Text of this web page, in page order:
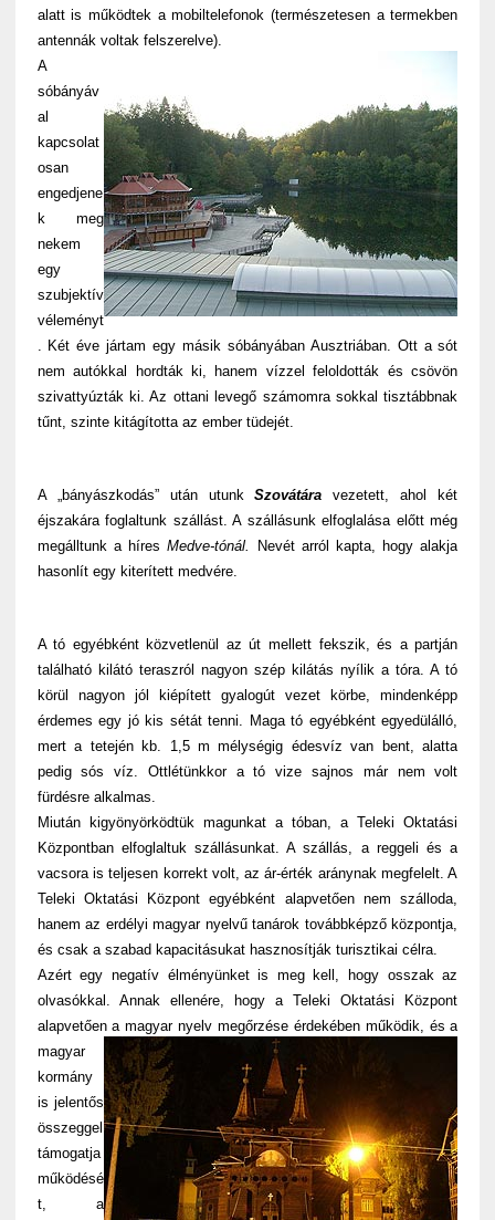
alatt is működtek a mobiltelefonok (természetesen a termekben
antennák voltak felszerelve).
A
sóbányáv
al
kapcsolat
osan
engedjene
k meg
nekem
egy
szubjektív
véleményt
. Két éve jártam egy másik sóbányában Ausztriában. Ott a sót
nem autókkal hordták ki, hanem vízzel feloldották és csövön
szivattyúzták ki. Az ottani levegő számomra sokkal tisztábbnak
tűnt, szinte kitágította az ember tüdejét.
A „bányászkodás” után utunkSzovátára vezetett, ahol két
éjszakára foglaltunk szállást. A szállásunk elfoglalása előtt még
megálltunk a híresMedve-tónál.
Nevét arról kapta, hogy alakja
hasonlít egy kiterített medvére.
A tó egyébként közvetlenül az út mellett fekszik, és a partján
található kilátó teraszról nagyon szép kilátás nyílik a tóra. A tó
körül nagyon jól kiépített gyalogút vezet körbe, mindenképp
érdemes egy jó kis sétát tenni. Maga tó egyébként egyedülálló,
mert a tetején kb. 1,5 m mélységig édesvíz van bent, alatta
pedig sós víz. Ottlétünkkor a tó vize sajnos már nem volt
fürdésre alkalmas.
Miután kigyönyörködtük magunkat a tóban, a Teleki Oktatási
Központban elfoglaltuk szállásunkat. A szállás, a reggeli és a
vacsora is teljesen korrekt volt, az ár-érték aránynak megfelelt. A
Teleki Oktatási Központ egyébként alapvetően nem szálloda,
hanem az erdélyi magyar nyelvű tanárok továbbképző központja,
és csak a szabad kapacitásukat hasznosítják turisztikai célra.
Azért egy negatív élményünket is meg kell, hogy osszak az
olvasókkal. Annak ellenére, hogy a Teleki Oktatási Központ
alapvetően a magyar nyelv megőrzése érdekében működik, és a
magyar
kormány
is jelentős
összeggel
támogatja
működésé
t, a